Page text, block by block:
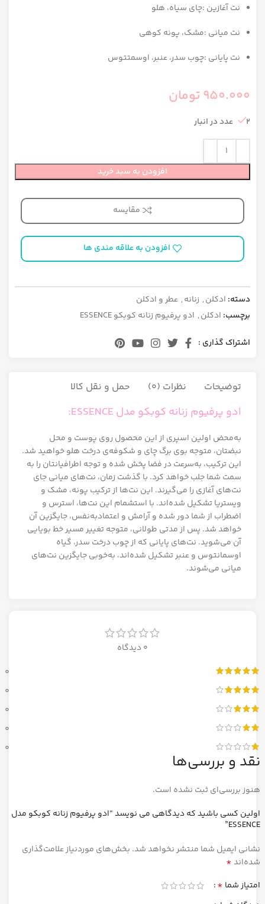
نت آغازین :چای سیاه، هلو
نت میانی :مشک، پونه کوهی
نت پایانی :چوب سدر، عنبر، اوسمتتوس
950.000تومان
2 عدد در انبار
افزودن به سبد خرید
مقایسه
افزودن به علاقه مندی ها
دسته: ادکلن, زنانه, عطر و ادکلن
برچسب: ادکلن, ادو پرفیوم زنانه کوبکو ESSENCE
اشتراک گذاری :
توضیحات نظرات (0) حمل و نقل کالا
ادو پرفیوم زنانه کوبکو مدل ESSENCE:
به‌محض اولین اسپری از این محصول روی پوست و محل
نبضتان، متوجه بوی برگ چای و شکوفه‌ی درخت هلو خواهید شد.
این ترکیب، به‌سرعت در فضا پخش شده و توجه اطرافیانتان را به
سمت شما جلب خواهد کرد. با گذشت زمان، نت‌های میانی جای
نت‌های آغازی را می‌گیرند. این نت‌ها از ترکیب پونه، مشک و
ویستریا تشکیل‌ شده‌اند. با استشمام این نت‌ها، استرس و
اضطراب از شما دور شده و آرامش و اعتمادبه‌نفس، جایگزین آن
خواهد شد. پس از مدتی طولانی، متوجه تغییر مسیر خط بویایی
آن می‌شوید. نت‌های پایانی که از چوب درخت سدر، گیاه
اوسمانتوس و عنبر تشکیل ‌شده‌اند، به‌خوبی جایگزین نت‌های
میانی می‌شوند.
0 دیدگاه
0
0
0
0
0
نقد و بررسی‌ها
هنوز بررسی‌ای ثبت نشده است.
اولین کسی باشید که دیدگاهی می نویسد “ادو پرفیوم زنانه کوبکو مدل
ESSENCE”
نشانی ایمیل شما منتشر نخواهد شد. بخش‌های موردنیاز علامت‌گذاری
شده‌اند*
امتیاز شما *